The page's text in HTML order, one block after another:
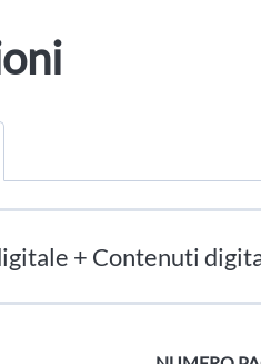
+ Contenuti